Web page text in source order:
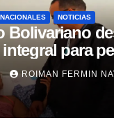
NACIONALES NOTICIAS
Bolivariano
para
en
de La
ROIMAN FERMIN